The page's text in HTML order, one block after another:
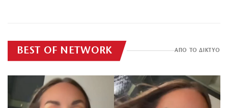
BEST OF NETWORK ΑΠΟ ΤΟ ΔΙΚΤΥΟ